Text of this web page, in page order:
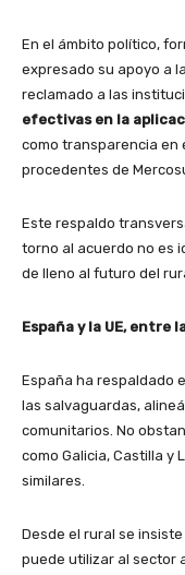
En el ámbito político,
expresado su apoyo a
reclamado a las
efectivas en la
como transparencia en
procedentes de
Este respaldo
torno al acuerdo no es
de lleno al futuro del
España y la UE,
España ha respaldado
las salvaguardas,
comunitarios. No
como Galicia, Castilla y
similares.
Desde el rural se
puede utilizar al sector